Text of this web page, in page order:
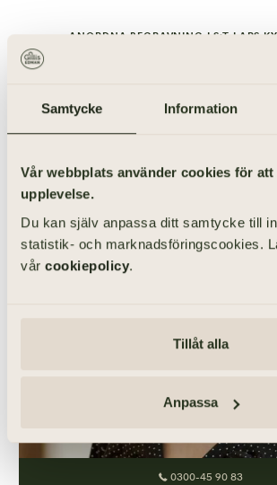
Samtycke Information
Vår webbplats använder cookies för
upplevelse.
Du kan själv anpassa ditt samtycke till
statistik- och marknadsföringscookies.
vår cookiepolicy.
Tillåt alla
Anpassa
ANORDNA BEGRAVNING I S:T LARS
0300-45 90 83